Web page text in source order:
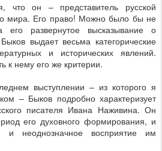
что он – представитель русской
мира. Его право! Можно было бы не
развернутое высказывание о
выдает весьма категорические
и исторических явлений.
к нему его же критерии.
выступлении – из которого я
– Быков подробно характеризует
писателя Ивана Наживина. Он
его духовного формирования, и
и неоднозначное восприятие им